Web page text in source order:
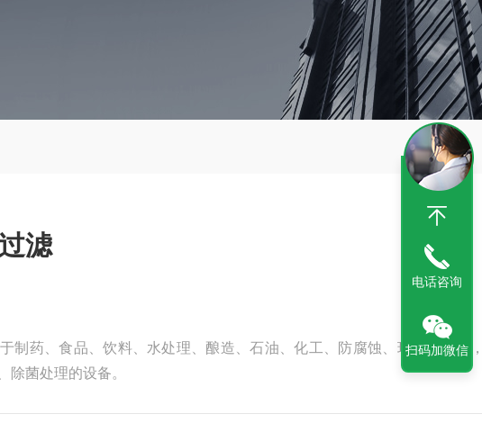
滤
制药、食品、饮料、水处理、酿造、石油、化工、防腐蚀、环保等行业
除菌处理的设备。
电话咨询
扫码加微信